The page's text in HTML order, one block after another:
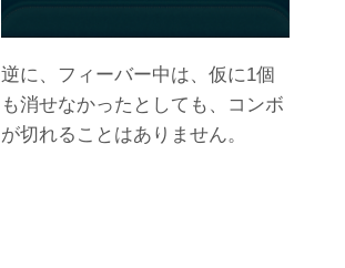
逆に、フィーバー中は、仮に1個
も消せなかったとしても、コンボ
が切れることはありません。